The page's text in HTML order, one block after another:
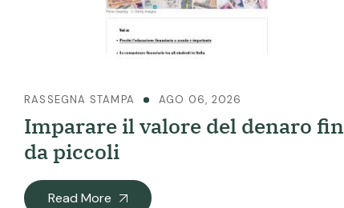
RASSEGNA STAMPA AGO 06, 2026
Imparare il valore del denaro fin
da piccoli
Read More